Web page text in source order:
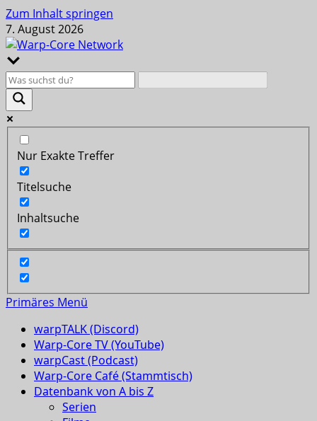
Zum Inhalt springen
7. August 2026
Nur Exakte Treffer
Titelsuche
Inhaltsuche
Primäres Menü
warpTALK (Discord)
Warp-Core TV (YouTube)
warpCast (Podcast)
Warp-Core Café (Stammtisch)
Datenbank von A bis Z
Serien